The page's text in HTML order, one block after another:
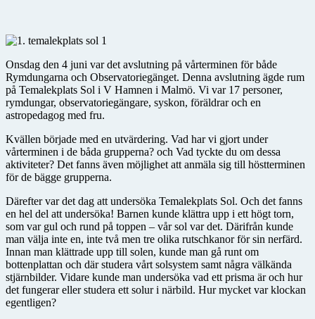
Onsdag den 4 juni var det avslutning på vårterminen för både
Rymdungarna och Observatoriegänget. Denna avslutning ägde rum
på Temalekplats Sol i V Hamnen i Malmö. Vi var 17 personer,
rymdungar, observatoriegängare, syskon, föräldrar och en
astropedagog med fru.
Kvällen började med en utvärdering. Vad har vi gjort under
vårterminen i de båda grupperna? och Vad tyckte du om dessa
aktiviteter? Det fanns även möjlighet att anmäla sig till höstterminen
för de bägge grupperna.
Därefter var det dag att undersöka Temalekplats Sol. Och det fanns
en hel del att undersöka! Barnen kunde klättra upp i ett högt torn,
som var gul och rund på toppen – vår sol var det. Därifrån kunde
man välja inte en, inte två men tre olika rutschkanor för sin nerfärd.
Innan man klättrade upp till solen, kunde man gå runt om
bottenplattan och där studera vårt solsystem samt några välkända
stjärnbilder. Vidare kunde man undersöka vad ett prisma är och hur
det fungerar eller studera ett solur i närbild. Hur mycket var klockan
egentligen?